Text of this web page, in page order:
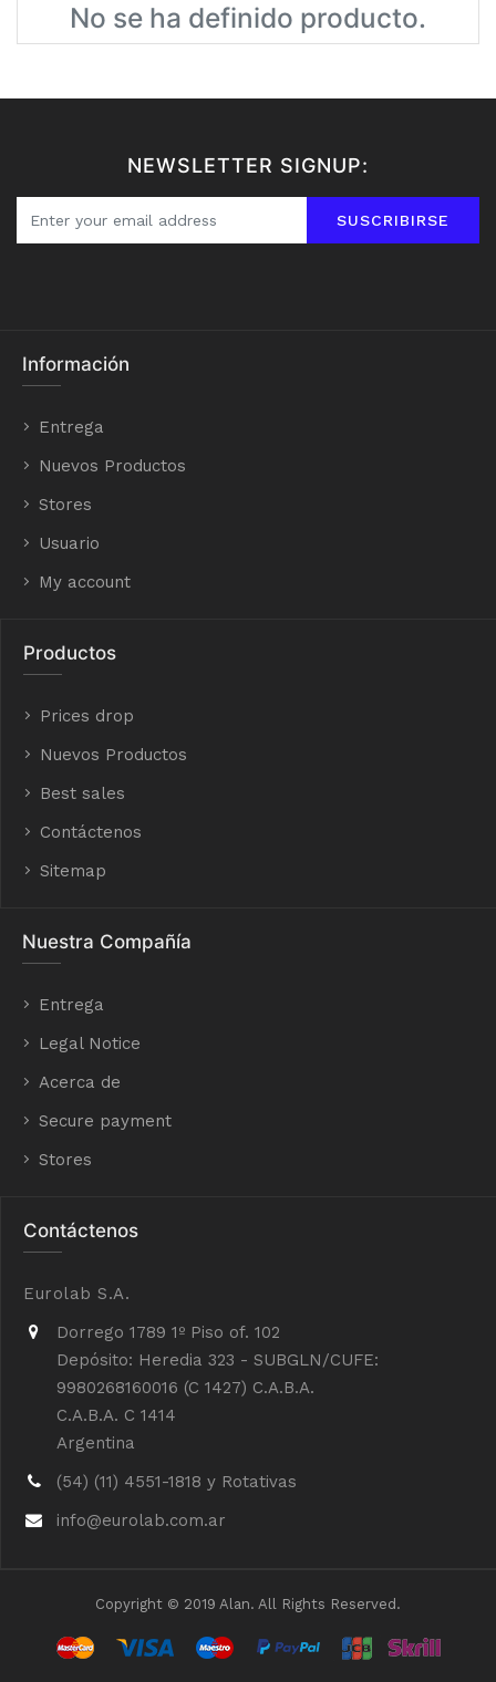
No se ha definido producto.
NEWSLETTER SIGNUP:
SUSCRIBIRSE
Información
Entrega
Nuevos Productos
Stores
Usuario
My account
Productos
Prices drop
Nuevos Productos
Best sales
Contáctenos
Sitemap
Nuestra Compañía
Entrega
Legal Notice
Acerca de
Secure payment
Stores
Contáctenos
Eurolab S.A.
Dorrego 1789 1º Piso of. 102
Depósito: Heredia 323 - SUBGLN/CUFE:
9980268160016 (C 1427) C.A.B.A.
C.A.B.A. C 1414
Argentina
(54) (11) 4551-1818 y Rotativas
info@eurolab.com.ar
Copyright © 2019 Alan. All Rights Reserved.